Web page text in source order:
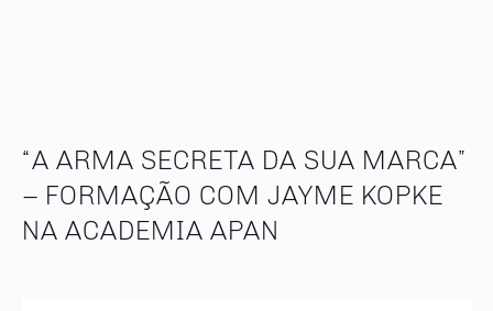
“A ARMA SECRETA DA SUA MARCA”
– FORMAÇÃO COM JAYME KOPKE
NA ACADEMIA APAN